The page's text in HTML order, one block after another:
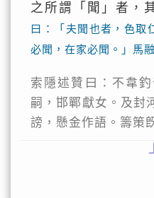
之所謂「聞」者，
曰：「夫聞也者，色取
必聞，在家必聞。」馬
索隱述贊曰：不韋
嗣，邯鄲獻女。及封
謗，懸金作語。籌策